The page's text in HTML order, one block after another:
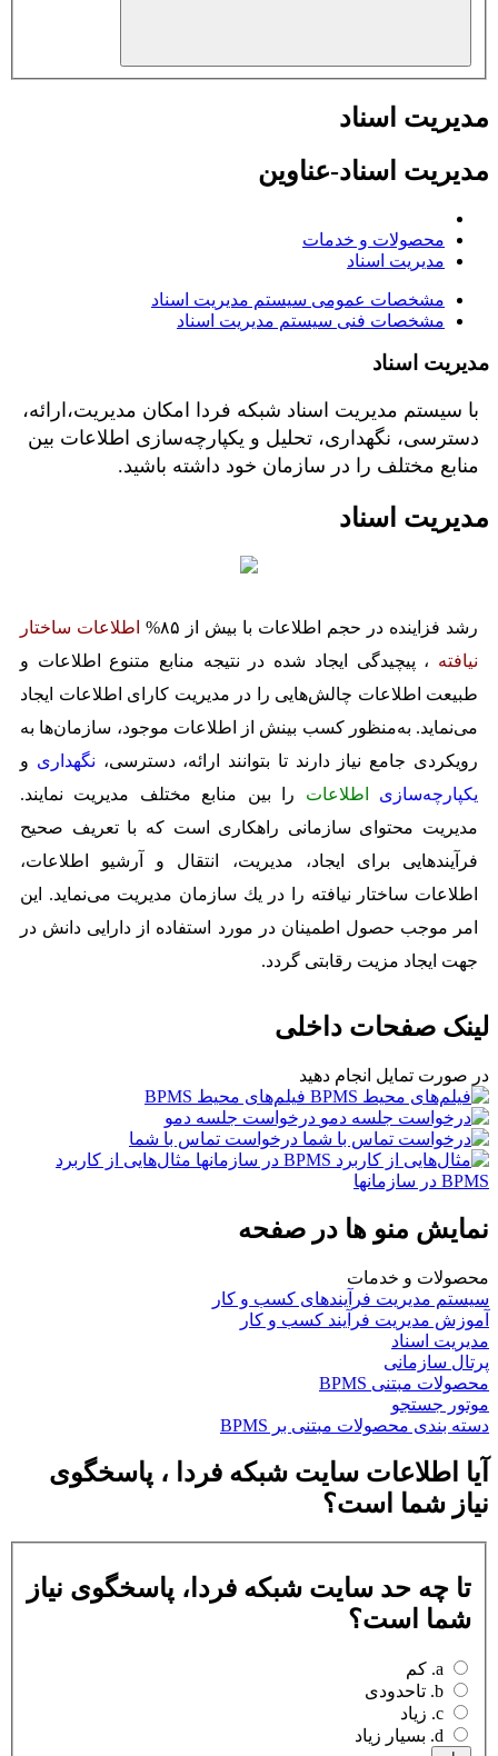
مدیریت اسناد
مدیریت اسناد-عناوین
محصولات و خدمات
مدیریت اسناد
مشخصات عمومی سیستم مدیریت اسناد
مشخصات فنی سیستم مدیریت اسناد
مدیریت اسناد
با سیستم مدیریت اسناد شبکه فردا امکان مدیریت،ارائه،
دسترسی، نگهداری، تحلیل و یكپارچه‌سازی اطلاعات بین
منابع مختلف را در سازمان خود داشته باشید.
مدیریت اسناد
رشد فزاینده در حجم اطلاعات با بیش از ۸۵%
اطلاعات ساختار
نیافته ، پیچیدگی ایجاد شده در نتیجه منابع متنوع اطلاعات و
طبیعت اطلاعات چالش‌هایی را در مدیریت كارای اطلاعات ایجاد
می‌نماید. به‌منظور كسب بینش از اطلاعات موجود، سازمان‌ها به
رویكردی جامع نیاز دارند تا بتوانند ارائه، دسترسی، نگهداری و
یكپارچه‌سازی
اطلاعات را بین منابع مختلف مدیریت نمایند.
مدیریت محتوای سازمانی راهکاری است كه با تعریف صحیح
فرآیندهایی برای ایجاد، مدیریت، انتقال و آرشیو اطلاعات،
اطلاعات ساختار نیافته را در یك سازمان مدیریت می‌نماید. این
امر موجب حصول اطمینان در مورد استفاده از دارایی دانش در
جهت ایجاد مزیت رقابتی گردد.
لینک صفحات داخلی
در صورت تمایل انجام دهید
فیلم‌های محیط BPMS
درخواست جلسه دمو
درخواست تماس با شما
مثال‌هایی از کاربرد
BPMS در سازمانها
نمایش منو ها در صفحه
محصولات و خدمات
سیستم مدیریت فرآیندهای کسب و کار
آموزش مدیریت فرآیند کسب و کار
مدیریت اسناد
پرتال سازمانی
محصولات مبتنی BPMS
موتور جستجو
دسته بندی محصولات مبتنی بر BPMS
آیا اطلاعات سایت شبکه فردا ، پاسخگوی
نیاز شما است؟
تا چه حد سایت شبکه فردا، پاسخگوی نیاز
شما است؟